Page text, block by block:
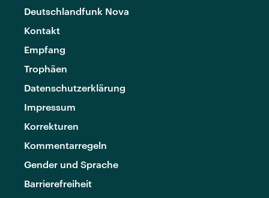
Deutschlandfunk Nova
Kontakt
Empfang
Trophäen
Datenschutzerklärung
Impressum
Korrekturen
Kommentarregeln
Gender und Sprache
Barrierefreiheit